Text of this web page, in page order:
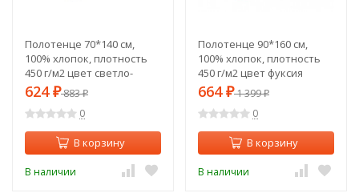
Полотенце 70*140 см,
100% хлопок, плотность
450 г/м2 цвет светло-
сиреневый SANTALINO
(982-062)
624 ₽883₽
0
В корзину
В наличии
Полотенце 90*160 см,
100% хлопок, плотность
450 г/м2 цвет фуксия
SANTALINO (982-072)
664 ₽1 399₽
0
В корзину
В наличии